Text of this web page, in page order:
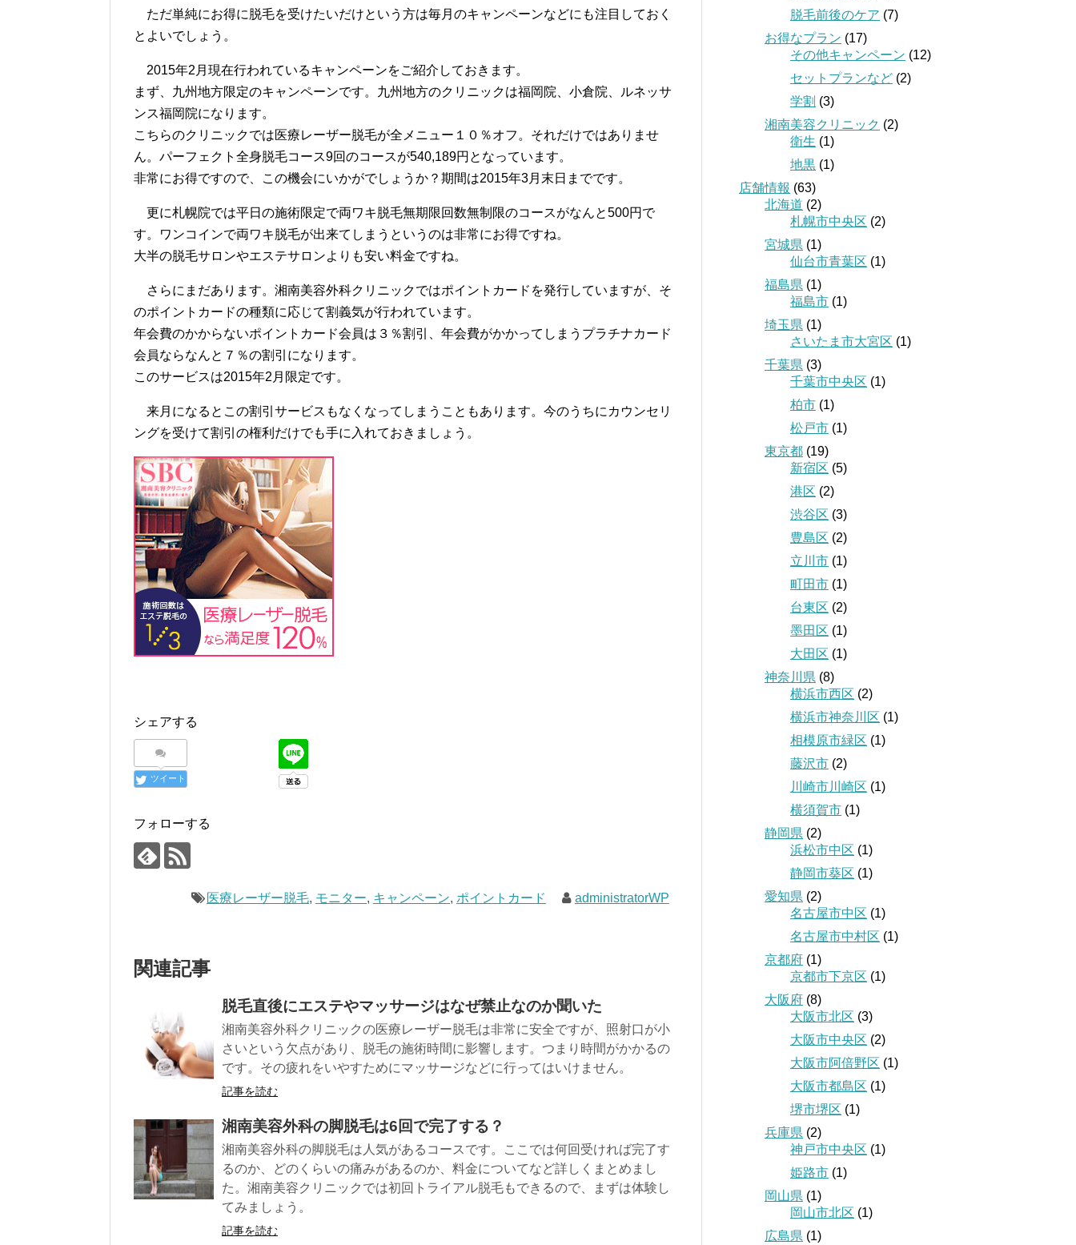
ただ単純にお得に脱毛を受けたいだけという方は毎月のキャンペーンなどにも注目しておく
とよいでしょう。
2015年2月現在行われているキャンペーンをご紹介しておきます。
まず、九州地方限定のキャンペーンです。九州地方のクリニックは福岡院、小倉院、ルネッサ
ンス福岡院になります。
こちらのクリニックでは医療レーザー脱毛が全メニュー１０％オフ。それだけではありませ
ん。パーフェクト全身脱毛コース9回のコースが540,189円となっています。
非常にお得ですので、この機会にいかがでしょうか？期間は2015年3月末日までです。
更に札幌院では平日の施術限定で両ワキ脱毛無期限回数無制限のコースがなんと500円で
す。ワンコインで両ワキ脱毛が出来てしまうというのは非常にお得ですね。
大半の脱毛サロンやエステサロンよりも安い料金ですね。
さらにまだあります。湘南美容外科クリニックではポイントカードを発行していますが、そ
のポイントカードの種類に応じて割義気が行われています。
年会費のかからないポイントカード会員は３％割引、年会費がかかってしまうプラチナカード
会員ならなんと７％の割引になります。
このサービスは2015年2月限定です。
来月になるとこの割引サービスもなくなってしまうこともあります。今のうちにカウンセリ
ングを受けて割引の権利だけでも手に入れておきましょう。
シェアする
ツイート
フォローする
医療レーザー脱毛, モニター, キャンペーン,ポイントカード administratorWP
関連記事
脱毛直後にエステやマッサージはなぜ禁止なのか聞いた
湘南美容外科クリニックの医療レーザー脱毛は非常に安全ですが、照射口が小
さいという欠点があり、脱毛の施術時間に影響します。つまり時間がかかるの
です。その疲れをいやすためにマッサージなどに行ってはいけません。
記事を読む
湘南美容外科の脚脱毛は6回で完了する？
湘南美容外科の脚脱毛は人気があるコースです。ここでは何回受ければ完了す
るのか、どのくらいの痛みがあるのか、料金についてなど詳しくまとめまし
た。湘南美容クリニックでは初回トライアル脱毛もできるので、まずは体験し
てみましょう。
記事を読む
脱毛前後のケア (7)
お得なプラン (17)
その他キャンペーン (12)
セットプランなど (2)
学割 (3)
湘南美容クリニック (2)
衛生 (1)
地黒 (1)
店舗情報 (63)
北海道 (2)
札幌市中央区 (2)
宮城県 (1)
仙台市青葉区 (1)
福島県 (1)
福島市 (1)
埼玉県 (1)
さいたま市大宮区 (1)
千葉県 (3)
千葉市中央区 (1)
柏市 (1)
松戸市 (1)
東京都 (19)
新宿区 (5)
港区 (2)
渋谷区 (3)
豊島区 (2)
立川市 (1)
町田市 (1)
台東区 (2)
墨田区 (1)
大田区 (1)
神奈川県 (8)
横浜市西区 (2)
横浜市神奈川区 (1)
相模原市緑区 (1)
藤沢市 (2)
川崎市川崎区 (1)
横須賀市 (1)
静岡県 (2)
浜松市中区 (1)
静岡市葵区 (1)
愛知県 (2)
名古屋市中区 (1)
名古屋市中村区 (1)
京都府 (1)
京都市下京区 (1)
大阪府 (8)
大阪市北区 (3)
大阪市中央区 (2)
大阪市阿倍野区 (1)
大阪市都島区 (1)
堺市堺区 (1)
兵庫県 (2)
神戸市中央区 (1)
姫路市 (1)
岡山県 (1)
岡山市北区 (1)
広島県 (1)